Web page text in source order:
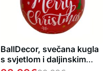
BallDecor, svečana kugla
s svjetlom i daljinskim